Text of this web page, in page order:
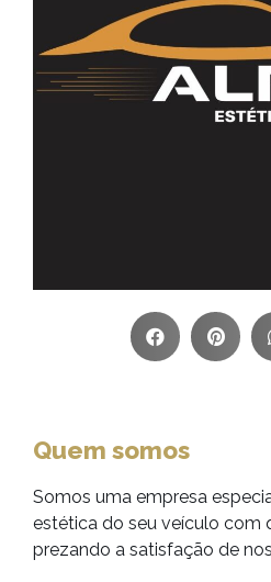
Quem somos
Somos uma empresa
estética do seu veículo com
prezando a satisfação de